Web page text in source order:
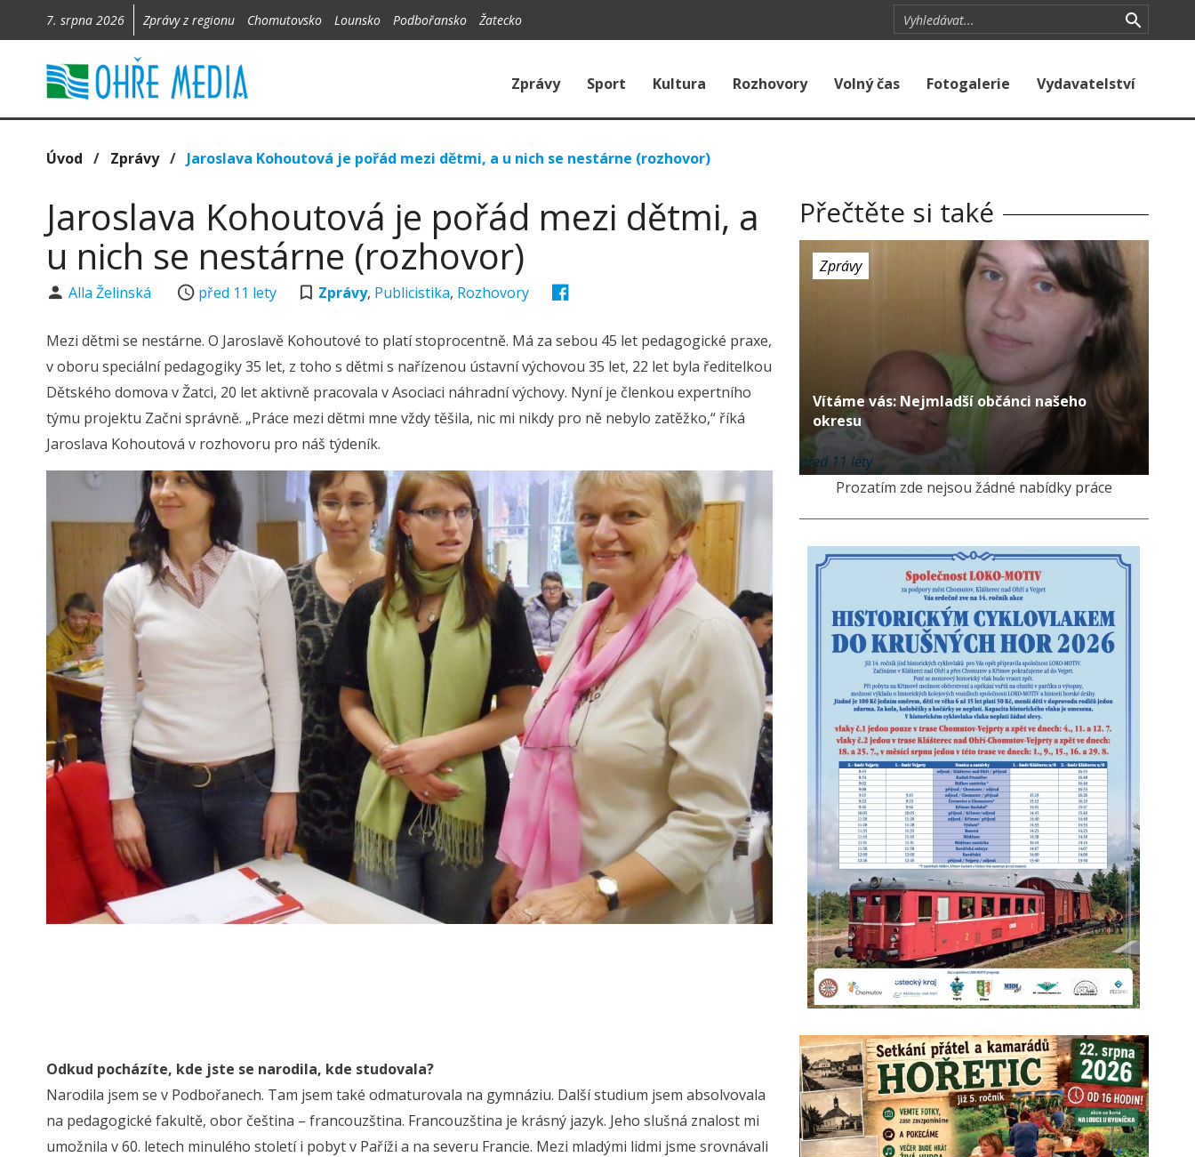
7. srpna 2026 Zprávy z regionu Chomutovsko Lounsko Podbořansko Žatecko
Zprávy Sport Kultura Rozhovory Volný čas Fotogalerie Vydavatelství
Úvod / Zprávy/ Jaroslava Kohoutová je pořád mezi dětmi, a u nich se nestárne (rozhovor)
Jaroslava Kohoutová je pořád mezi dětmi, a
u nich se nestárne (rozhovor)
Alla Želinská před 11 lety Zprávy, Publicistika, Rozhovory
Mezi dětmi se nestárne. O Jaroslavě Kohoutové to platí stoprocentně. Má za sebou 45 let pedagogické praxe,
v oboru speciální pedagogiky 35 let, z toho s dětmi s nařízenou ústavní výchovou 35 let, 22 let byla ředitelkou
Dětského domova v Žatci, 20 let aktivně pracovala v Asociaci náhradní výchovy. Nyní je členkou expertního
týmu projektu Začni správně. „Práce mezi dětmi mne vždy těšila, nic mi nikdy pro ně nebylo zatěžko,“ říká
Jaroslava Kohoutová v rozhovoru pro náš týdeník.
Odkud pocházíte, kde jste se narodila, kde studovala?
Narodila jsem se v Podbořanech. Tam jsem také odmaturovala na gymnáziu. Další studium jsem absolvovala
na pedagogické fakultě, obor čeština – francouzština. Francouzština je krásný jazyk. Jeho slušná znalost mi
umožnila v 60. letech minulého století i pobyt v Paříži a na severu Francie. Mezi mladými lidmi jsme srovnávali
Přečtěte si také
Zprávy
Vítáme vás: Nejmladší občánci našeho
okresu
před 11 lety
Prozatím zde nejsou žádné nabídky práce